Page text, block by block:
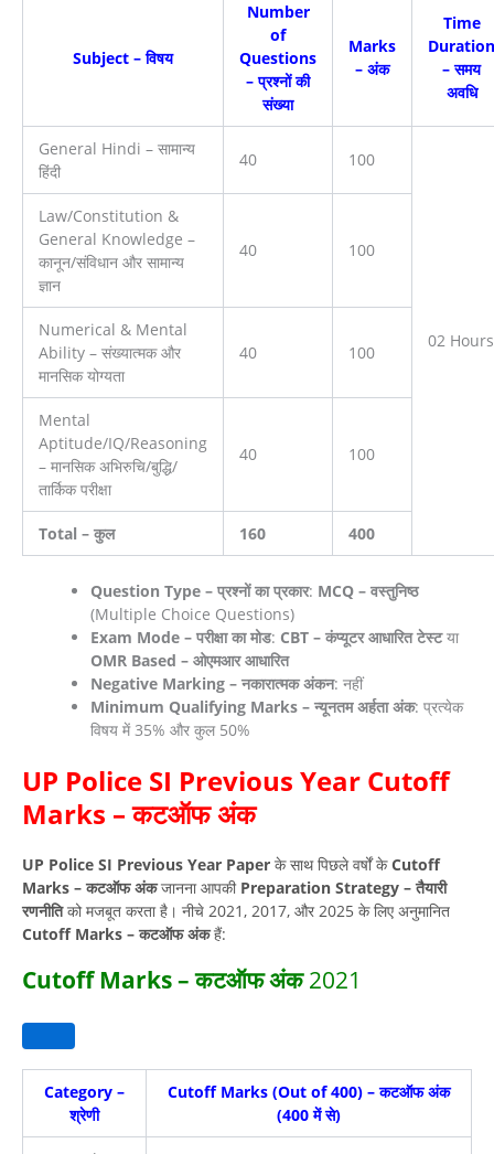
Subject – विषय
Number
of
Questions
– प्रश्नों की
संख्या
Marks
– अंक
Time
Duration
– समय
अवधि
General Hindi – सामान्य
हिंदी
40 100
02 Hours
Law/Constitution &
General Knowledge –
कानून/संविधान और सामान्य
ज्ञान
40 100
Numerical & Mental
Ability – संख्यात्मक और
मानसिक योग्यता
40 100
Mental
Aptitude/IQ/Reasoning
– मानसिक अभिरुचि/बुद्धि/
तार्किक परीक्षा
40 100
Total – कुल 160 400
Question Type – प्रश्नों का प्रकार: MCQ – वस्तुनिष्ठ
(Multiple Choice Questions)
Exam Mode – परीक्षा का मोड: CBT – कंप्यूटर आधारित टेस्टया
OMR Based – ओएमआर आधारित
Negative Marking – नकारात्मक अंकन: नहीं
Minimum Qualifying Marks – न्यूनतम अर्हता अंक: प्रत्येक
विषय में 35% और कुल 50%
UP Police SI Previous Year Cutoff
Marks – कटऑफ अंक
UP Police SI Previous Year Paper के साथ पिछले वर्षों केCutoff
Marks – कटऑफ अंकजानना आपकी Preparation Strategy – तैयारी
रणनीतिको मजबूत करता है। नीचे 2021, 2017, और 2025 के लिए अनुमानित
Cutoff Marks – कटऑफ अंकहैं:
Cutoff Marks – कटऑफ अंक2021
Category –
श्रेणी
Cutoff Marks (Out of 400) – कटऑफ अंक
(400 में से)